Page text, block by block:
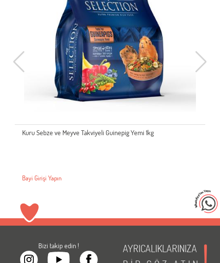
Kuru Sebze ve Meyve Takviyeli Guinepig Yemi 1kg
Bayi Girişi Yapın
Bizi takip edin !
AYRICALIKLARINIZA